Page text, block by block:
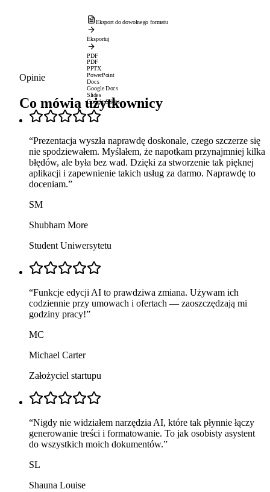
Eksport do dowolnego formatu
Eksportuj
PDF
PDF
PPTX
PowerPoint
Docs
Google Docs
Slides
Google Slides
Opinie
Co mówią użytkownicy
“Prezentacja wyszła naprawdę doskonale, czego szczerze się
nie spodziewałem. Myślałem, że napotkam przynajmniej kilka
błędów, ale była bez wad. Dzięki za stworzenie tak pięknej
aplikacji i zapewnienie takich usług za darmo. Naprawdę to
doceniam.”
SM
Shubham More
Student Uniwersytetu
“Funkcje edycji AI to prawdziwa zmiana. Używam ich
codziennie przy umowach i ofertach — zaoszczędzają mi
godziny pracy!”
MC
Michael Carter
Założyciel startupu
“Nigdy nie widziałem narzędzia AI, które tak płynnie łączy
generowanie treści i formatowanie. To jak osobisty asystent
do wszystkich moich dokumentów.”
SL
Shauna Louise